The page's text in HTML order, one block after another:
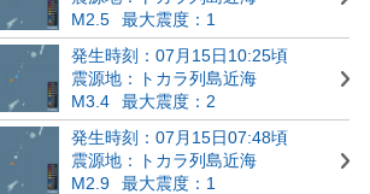
M2.5
最大震度：1
発生時刻：07月15日10:25頃
震源地：トカラ列島近海
M3.4
最大震度：2
発生時刻：07月15日07:48頃
震源地：トカラ列島近海
M2.9
最大震度：1